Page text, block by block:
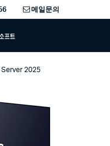
메일문의
Server 2025